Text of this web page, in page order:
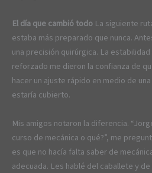
El día que cambió todo La siguiente
estaba más preparado que nunca.
una precisión quirúrgica. La
reforzado me dieron la confianza de
hacer un ajuste rápido en medio de
estaría cubierto.
Mis amigos notaron la diferencia.
curso de mecánica o qué?”, me
es que no hacía falta saber de
adecuada. Les hablé del caballete y